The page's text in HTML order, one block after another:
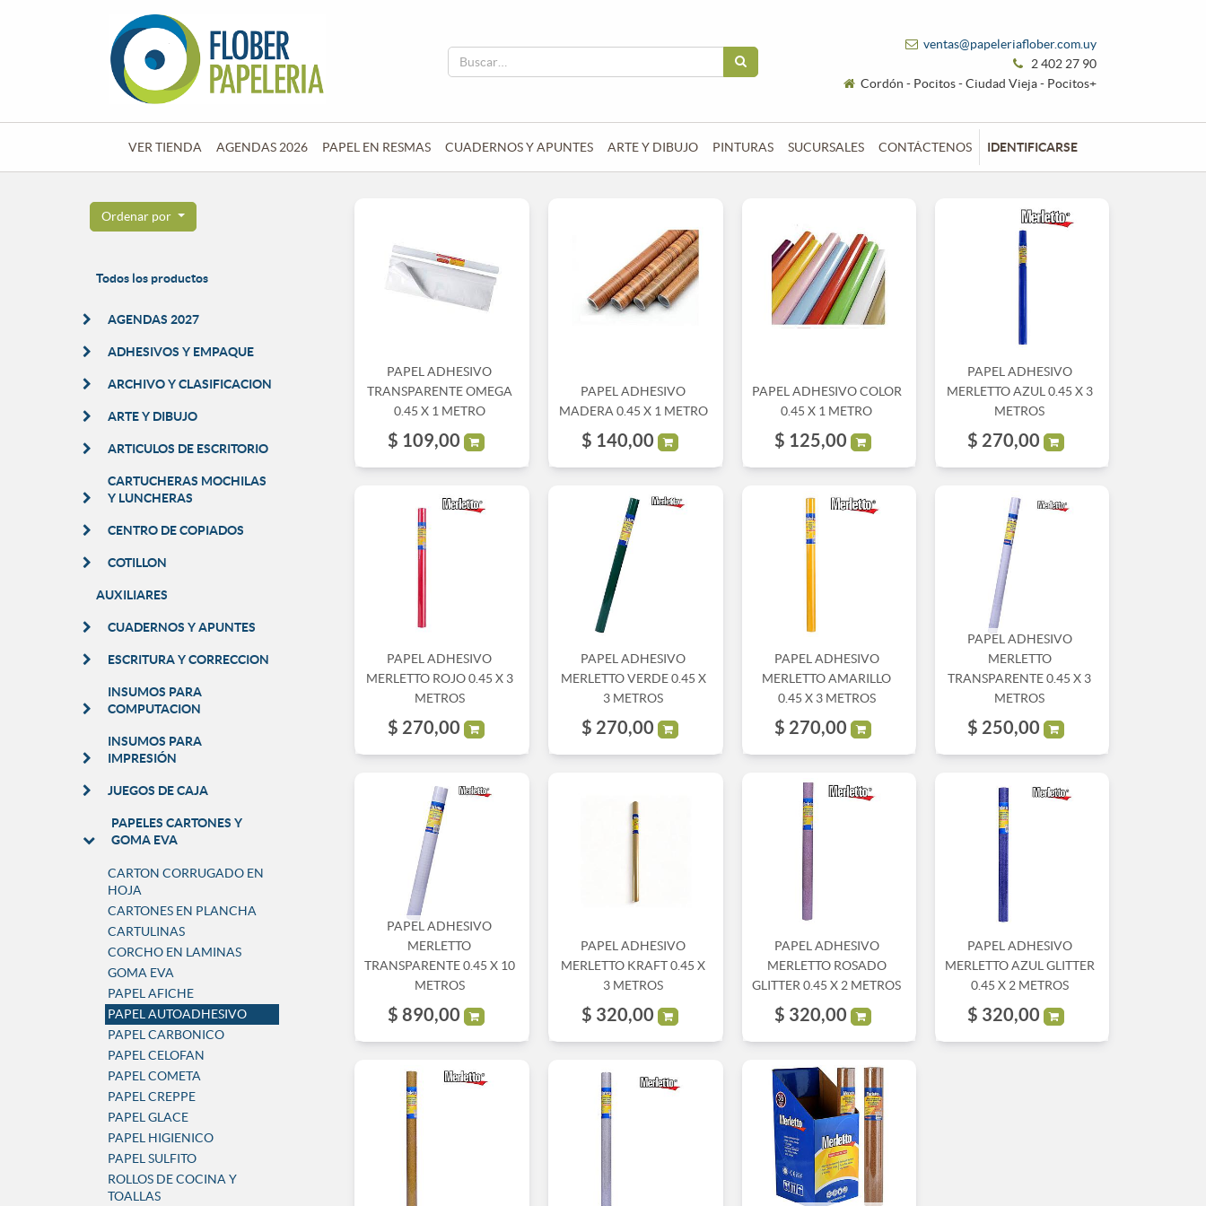
ventas@papeleriaflober.com.uy
2 402 27 90
Cordón - Pocitos - Ciudad Vieja - Pocitos+
VER TIENDA AGENDAS 2026 PAPEL EN RESMAS CUADERNOS Y APUNTES ARTE Y DIBUJO PINTURAS SUCURSALES CONTÁCTENOS IDENTIFICARSE
Ordenar por
Todos los productos
AGENDAS 2027
ADHESIVOS Y EMPAQUE
ARCHIVO Y CLASIFICACION
ARTE Y DIBUJO
ARTICULOS DE ESCRITORIO
CARTUCHERAS MOCHILAS
Y LUNCHERAS
CENTRO DE COPIADOS
COTILLON
AUXILIARES
CUADERNOS Y APUNTES
ESCRITURA Y CORRECCION
INSUMOS PARA
COMPUTACION
INSUMOS PARA
IMPRESIÓN
JUEGOS DE CAJA
PAPELES CARTONES Y
GOMA EVA
CARTON CORRUGADO EN
HOJA
CARTONES EN PLANCHA
CARTULINAS
CORCHO EN LAMINAS
GOMA EVA
PAPEL AFICHE
PAPEL AUTOADHESIVO
PAPEL CARBONICO
PAPEL CELOFAN
PAPEL COMETA
PAPEL CREPPE
PAPEL GLACE
PAPEL HIGIENICO
PAPEL SULFITO
ROLLOS DE COCINA Y
TOALLAS
PAPEL ADHESIVO
TRANSPARENTE OMEGA
0.45 X 1 METRO
$ 109,00
PAPEL ADHESIVO
MADERA 0.45 X 1 METRO
$ 140,00
PAPEL ADHESIVO COLOR
0.45 X 1 METRO
$ 125,00
PAPEL ADHESIVO
MERLETTO AZUL 0.45 X 3
METROS
$ 270,00
PAPEL ADHESIVO
MERLETTO ROJO 0.45 X 3
METROS
$ 270,00
PAPEL ADHESIVO
MERLETTO VERDE 0.45 X
3 METROS
$ 270,00
PAPEL ADHESIVO
MERLETTO AMARILLO
0.45 X 3 METROS
$ 270,00
PAPEL ADHESIVO
MERLETTO
TRANSPARENTE 0.45 X 3
METROS
$ 250,00
PAPEL ADHESIVO
MERLETTO
TRANSPARENTE 0.45 X 10
METROS
$ 890,00
PAPEL ADHESIVO
MERLETTO KRAFT 0.45 X
3 METROS
$ 320,00
PAPEL ADHESIVO
MERLETTO ROSADO
GLITTER 0.45 X 2 METROS
$ 320,00
PAPEL ADHESIVO
MERLETTO AZUL GLITTER
0.45 X 2 METROS
$ 320,00